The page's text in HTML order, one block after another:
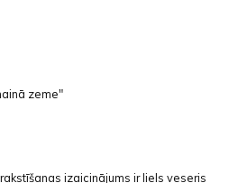
zeme"
izaicinājums ir liels veseris